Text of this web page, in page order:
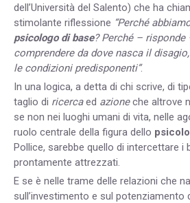
dell’Università del Salento) che ha
stimolante riflessione “Perché
psicologo di base? Perché –
comprendere da dove nasca il
le condizioni predisponenti”.
In una logica, a detta di chi scrive, di
taglio di ricercaed azioneche altrove
se non nei luoghi umani di vita, nelle
ruolo centrale della figura dello
Pollice, sarebbe quello di intercettare i
prontamente attrezzati.
E se è nelle trame delle relazioni che
sull’investimento e sul potenziamento